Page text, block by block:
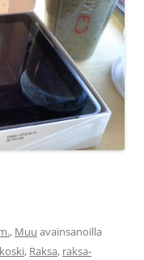
, Muu avainsanoilla
, Raksa, raksa-